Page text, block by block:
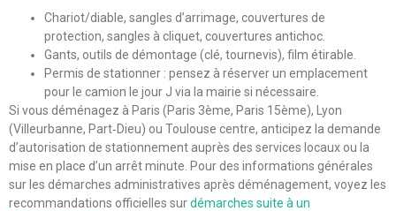
Chariot/diable, sangles d’arrimage, couvertures de
protection, sangles à cliquet, couvertures antichoc.
Gants, outils de démontage (clé, tournevis), film étirable.
Permis de stationner : pensez à réserver un emplacement
pour le camion le jour J via la mairie si nécessaire.
Si vous déménagez à Paris (Paris 3ème, Paris 15ème), Lyon
(Villeurbanne, Part‑Dieu) ou Toulouse centre, anticipez la demande
d’autorisation de stationnement auprès des services locaux ou la
mise en place d’un arrêt minute. Pour des informations générales
sur les démarches administratives après déménagement, voyez les
recommandations officielles surdémarches suite à un